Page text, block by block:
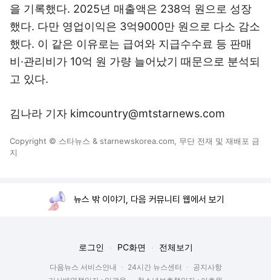
을 기록했다. 2025년 매출액은 238억 원으로 성장
했다. 다만 영업이익은 3억9000만 원으로 다소 감소
했다. 이 같은 이유로는 급여와 지급수수료 등 판매
비·관리비가 10억 원 가량 늘어났기 때문으로 분석되
고 있다.
김나라 기자 kimcountry@mtstarnews.com
Copyright © 스타뉴스 & starnewskorea.com, 무단 전재 및 재배포 금
지
뉴스 밖 이야기, 다음 커뮤니티 웹에서 보기
로그인 PC화면 전체보기
다음뉴스 서비스안내 24시간 뉴스센터
공지사항